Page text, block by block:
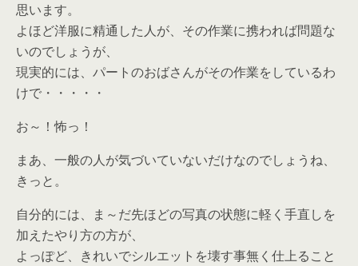
思います。
よほど洋服に精通した人が、その作業に携われば問題な
いのでしょうが、
現実的には、パートのおばさんがその作業をしているわ
けで・・・・・
お～！怖っ！
まあ、一般の人が気づいていないだけなのでしょうね、
きっと。
自分的には、ま～だ先ほどの写真の状態に軽く手直しを
加えたやり方の方が、
よっぽど、きれいでシルエットを壊す事無く仕上ること